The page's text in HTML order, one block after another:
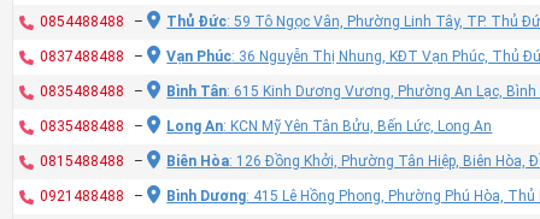
0854488488 – Thủ Đức: 59 Tô Ngọc Vân, Phường Linh Tây, TP. Thủ
0837488488 – Vạn Phúc: 36 Nguyễn Thị Nhung, KĐT Vạn Phúc, Thủ
0835488488 – Bình Tân: 615 Kinh Dương Vương, Phường An Lạc, Bình
0835488488 – Long An: KCN Mỹ Yên Tân Bửu, Bến Lức, Long An
0815488488 – Biên Hòa: 126 Đồng Khởi, Phường Tân Hiệp, Biên Hòa,
0921488488 – Bình Dương: 415 Lê Hồng Phong, Phường Phú Hòa,